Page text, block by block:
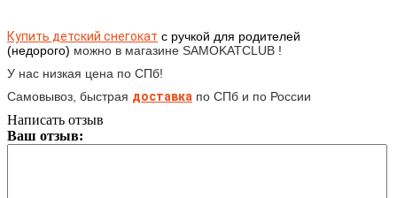
Купить детский снегокат с ручкой для родителей
(недорого) можно в магазине SAMOKATCLUB !
У нас низкая цена по СПб!
Самовывоз, быстрая доставка по СПб и по России
Написать отзыв
Ваш отзыв: